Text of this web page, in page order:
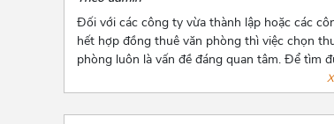
Đối với các công ty vừa thành lập hoặc các
hết hợp đồng thuê văn phòng thì việc chọn
phòng luôn là vấn đề đáng quan tâm. Để tìm
văn phòng vừa ý, giá cả hợp lý, vị trí thuận tiện
sở hạ tầng tốt thật sự khiến các chủ doanh
nhắc lựa chọn rất nhiều. Bài viết này, Azoffice